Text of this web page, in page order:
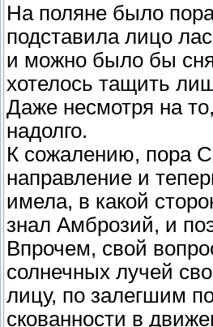
На поляне было
подставила лицо
и можно было бы
хотелось тащить
Даже несмотря на
надолго.
К сожалению, пора
направление и
имела, в какой
знал Амброзий, и
Впрочем, свой
солнечных лучей
лицу, по залегшим
скованности в